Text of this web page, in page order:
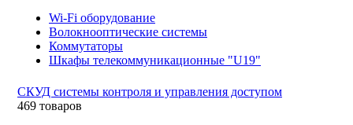
Wi-Fi оборудование
Волокнооптические системы
Коммутаторы
Шкафы телекоммуникационные "U19"
СКУД системы контроля и управления доступом
469 товаров